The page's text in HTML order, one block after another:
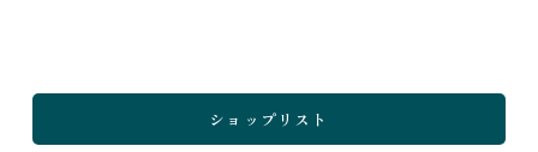
ショップリスト